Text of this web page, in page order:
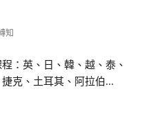
知
：英、日、韓、越、泰、
克、土耳其、阿拉伯...